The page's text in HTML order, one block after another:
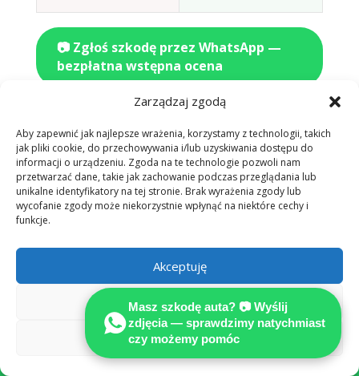
Zarządzaj zgodą
Aby zapewnić jak najlepsze wrażenia, korzystamy z technologii, takich
jak pliki cookie, do przechowywania i/lub uzyskiwania dostępu do
informacji o urządzeniu. Zgoda na te technologie pozwoli nam
przetwarzać dane, takie jak zachowanie podczas przeglądania lub
unikalne identyfikatory na tej stronie. Brak wyrażenia zgody lub
wycofanie zgody może niekorzystnie wpłynąć na niektóre cechy i
funkcje.
Akceptuję
Odmów
Zobacz preferencje
📷 Zgłoś szkodę przez WhatsApp —
bezpłatna wstępna ocena
PONAD 25 LAT DOŚWIADCZENIA W


Masz szkodę auta? 📷 Wyślij
zdjęcia — sprawdzimy natychmiast
czy możemy pomóc